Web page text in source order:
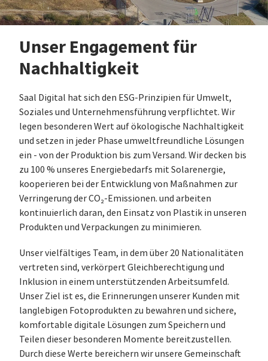
Unser Engagement für
Nachhaltigkeit
Saal Digital hat sich den ESG-Prinzipien für Umwelt,
Soziales und Unternehmensführung verpflichtet. Wir
legen besonderen Wert auf ökologische Nachhaltigkeit
und setzen in jeder Phase umweltfreundliche Lösungen
ein - von der Produktion bis zum Versand. Wir decken bis
zu 100 % unseres Energiebedarfs mit Solarenergie,
kooperieren bei der Entwicklung von Maßnahmen zur
Verringerung der CO₂-Emissionen. und arbeiten
kontinuierlich daran, den Einsatz von Plastik in unseren
Produkten und Verpackungen zu minimieren.
Unser vielfältiges Team, in dem über 20 Nationalitäten
vertreten sind, verkörpert Gleichberechtigung und
Inklusion in einem unterstützenden Arbeitsumfeld.
Unser Ziel ist es, die Erinnerungen unserer Kunden mit
langlebigen Fotoprodukten zu bewahren und sichere,
komfortable digitale Lösungen zum Speichern und
Teilen dieser besonderen Momente bereitzustellen.
Durch diese Werte bereichern wir unsere Gemeinschaft